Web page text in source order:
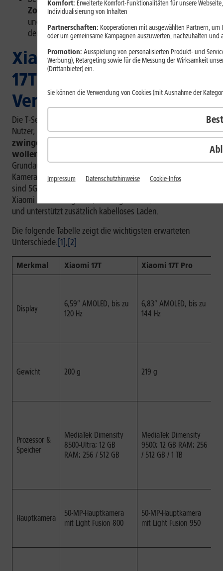
Zoom-Aufnahmenab. Bei wenig Licht, Gegenlicht
und bewegten Motiven bietet das Xiaomi 17T Pro mit
dem Light Fusion 950 Sensor mehr Reserven.
Xiaomi 17T und Xiaomi
17T Pro im direkten
Vergleich
Die T-Serie von Xiaomi richtet sich an Nutzerinnen und
Nutzer, die viel Ausstattung möchten, abernicht
zwingend zum teuersten Ultra-Modell greifen
wollen
Grundausstattung ähnlich: Beide haben eine Leica-Triple-
Kamera, 12 GB RAM, IP68-Schutz, Xiaomi HyperOS 3 und
sind 5G-fähig. Trotzdem gibt es klare Unterschiede: Das
Xiaomi 17T Pro ist größer, leistungsstärker, lädt schneller
und unterstützt zusätzlich kabelloses Laden.
Die folgende Tabelle zeigt die wichtigsten erwarteten
Unterschiede.[1],[2]
Merkmal Xiaomi 17T Xiaomi 17T Pro
Display
6,59″ AMOLED, bis zu
120 Hz
6,83″ AMOLED, bis zu
144 Hz
Gewicht 200 g 219 g
Prozessor &
Speicher
MediaTek Dimensity
8500-Ultra; 12 GB
RAM; 256 / 512 GB
MediaTek Dimensity
9500; 12 GB RAM; 256
/ 512 GB / 1 TB
Hauptkamera
50-MP-Hauptkamera
mit Light Fusion 800
50-MP-Hauptkamera
mit Light Fusion 950
Komfort: Erweiterte Komfort-Funktionalitäten für unsere
Individualisierung von Inhalten
Partnerschaften: Kooperationen mit ausgewählten Partnern, um
oder um gemeinsame Kampagnen auszuwerten, nachzuhalten und
Promotion: Ausspielung von personalisierten Produkt- und
Werbung), Retargeting sowie für die Messung der Wirksamkeit
(Drittanbieter) ein.
Sie können die Verwendung von Cookies (mit Ausnahme der
Impressum Datenschutzhinweise Cookie-Infos